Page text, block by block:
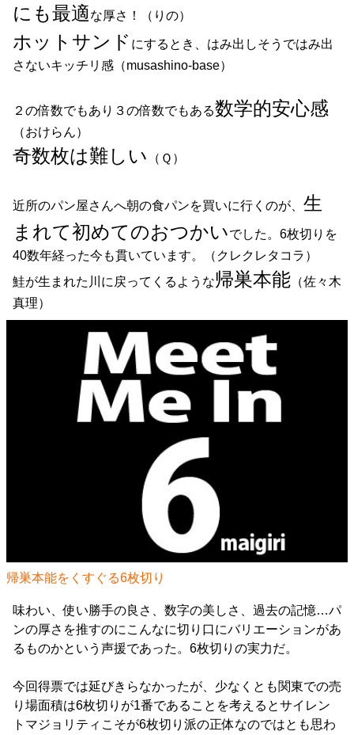
にも最適な厚さ！（りの）
ホットサンド にするとき、はみ出しそうではみ出
さないキッチリ感（musashino-base）
２の倍数でもあり３の倍数でもある数学的安心感
（おけらん）
奇数枚は難しい （Ｑ）
近所のパン屋さんへ朝の食パンを買いに行くのが、 生
まれて初めてのおつかいでした。6枚切りを
40数年経った今も貫いています。（クレクレタコラ）
鮭が生まれた川に戻ってくるような帰巣本能 （佐々木
真理）
帰巣本能をくすぐる6枚切り
味わい、使い勝手の良さ、数字の美しさ、過去の記憶…パ
ンの厚さを推すのにこんなに切り口にバリエーションがあ
るものかという声援であった。6枚切りの実力だ。
今回得票では延びきらなかったが、少なくとも関東での売
り場面積は6枚切りが1番であることを考えるとサイレン
トマジョリティこそが6枚切り派の正体なのではとも思わ